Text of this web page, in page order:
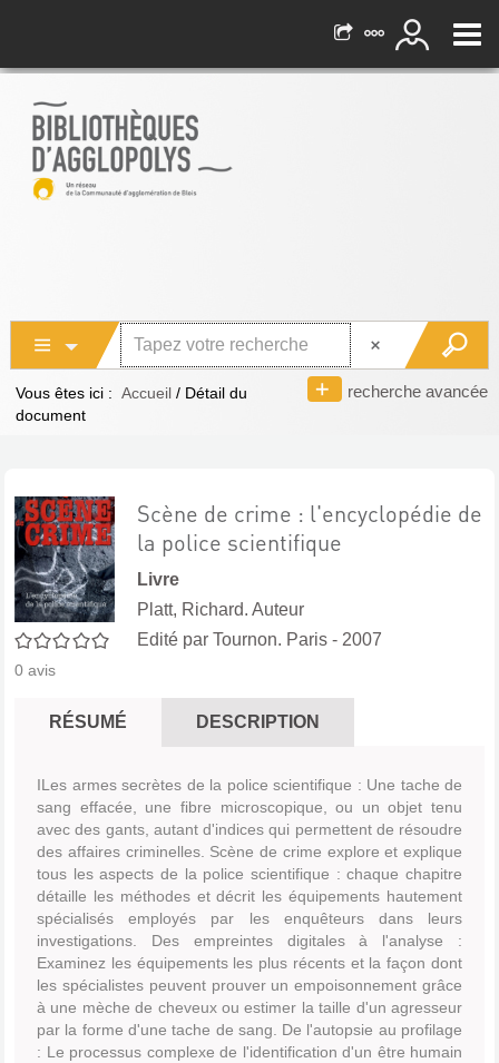
recherche avancée
Vous êtes ici : Accueil / Détail du
document
0/5
0 avis
Scène de crime : l'encyclopédie de
la police scientifique
Livre
Platt, Richard. Auteur
Edité par Tournon. Paris - 2007
RÉSUMÉ DESCRIPTION
ILes armes secrètes de la police scientifique : Une tache de
sang effacée, une fibre microscopique, ou un objet tenu
avec des gants, autant d'indices qui permettent de résoudre
des affaires criminelles. Scène de crime explore et explique
tous les aspects de la police scientifique : chaque chapitre
détaille les méthodes et décrit les équipements hautement
spécialisés employés par les enquêteurs dans leurs
investigations. Des empreintes digitales à l'analyse :
Examinez les équipements les plus récents et la façon dont
les spécialistes peuvent prouver un empoisonnement grâce
à une mèche de cheveux ou estimer la taille d'un agresseur
par la forme d'une tache de sang. De l'autopsie au profilage
: Le processus complexe de l'identification d'un être humain